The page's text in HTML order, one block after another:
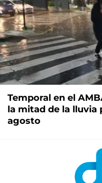
Temporal en el
la mitad de la lluvia
agosto